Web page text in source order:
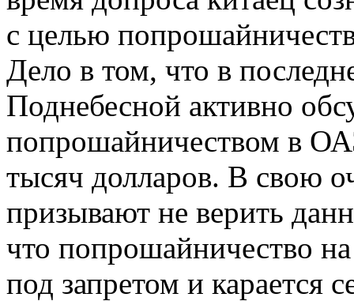
с целью
Дело в том, что в
Поднебесной активно
попрошайничеством в
тысяч долларов. В свою
призывают не верить
что попрошайничество
под запретом и карается